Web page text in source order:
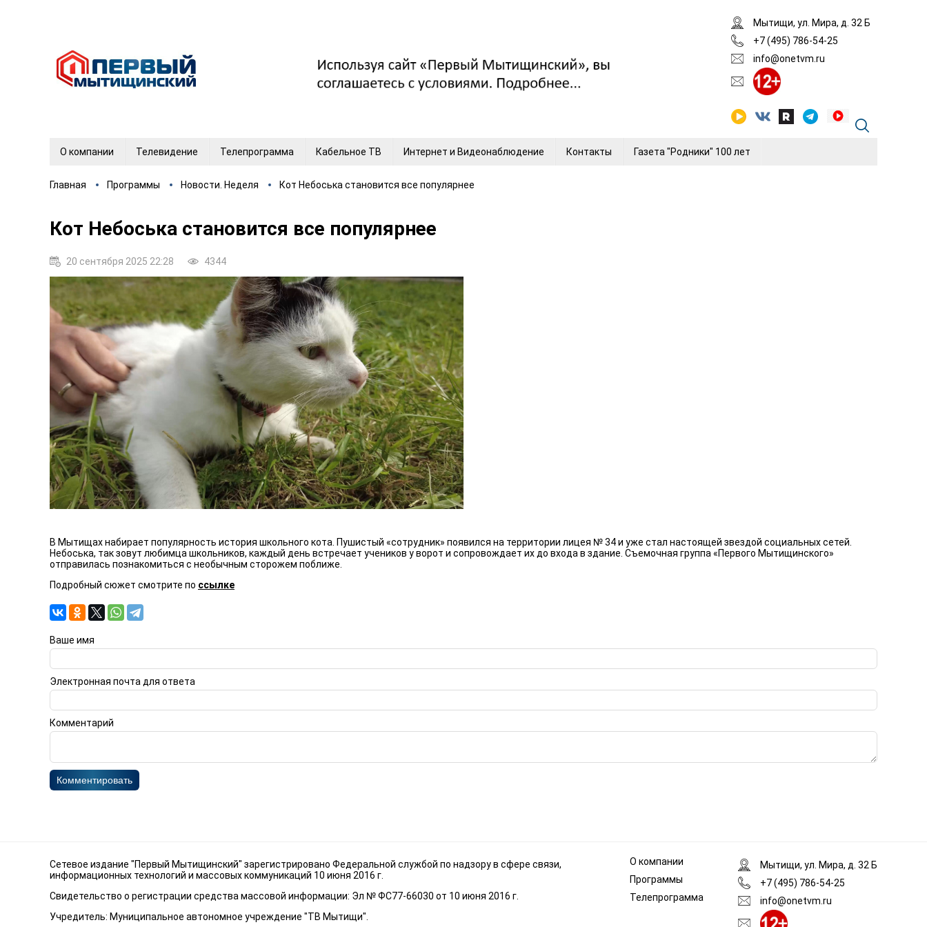
Мытищи, ул. Мира, д. 32 Б
+7 (495) 786-54-25
info@onetvm.ru
О компании Телевидение Телепрограмма Кабельное ТВ Интернет и Видеонаблюдение Контакты Газета "Родники" 100 лет
Главная Программы Новости. Неделя Кот Небоська становится все популярнее
Кот Небоська становится все популярнее
20 сентября 2025 22:28 4344
В Мытищах набирает популярность история школьного кота. Пушистый «сотрудник» появился на территории лицея № 34 и уже стал настоящей звездой социальных сетей.
Небоська, так зовут любимца школьников, каждый день встречает учеников у ворот и сопровождает их до входа в здание. Съемочная группа «Первого Мытищинского»
отправилась познакомиться с необычным сторожем поближе.
Подробный сюжет смотрите по ссылке
Ваше имя
Электронная почта для ответа
Комментарий
Комментировать
Сетевое издание "Первый Мытищинский" зарегистрировано Федеральной службой по надзору в сфере связи,
информационных технологий и массовых коммуникаций 10 июня 2016 г.
Свидетельство о регистрации средства массовой информации: Эл № ФС77-66030 от 10 июня 2016 г.
Учредитель: Муниципальное автономное учреждение "ТВ Мытищи".
О компании
Программы
Телепрограмма
Мытищи, ул. Мира, д. 32 Б
+7 (495) 786-54-25
info@onetvm.ru